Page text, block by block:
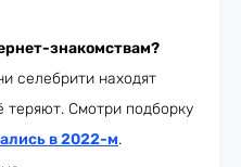
знакомствам?
селебрити находят
теряют. Смотри подборку
в 2022-м.